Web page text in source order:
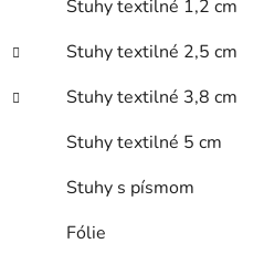
Stuhy textilné 1,2 cm
Stuhy textilné 2,5 cm
Stuhy textilné 3,8 cm
Stuhy textilné 5 cm
Stuhy s písmom
Fólie